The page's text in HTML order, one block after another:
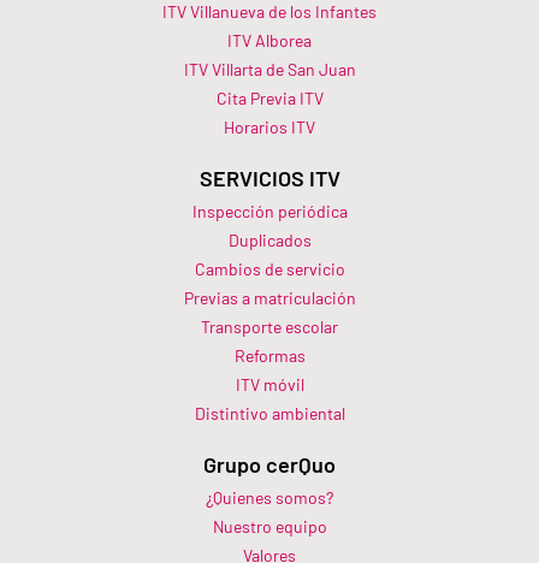
ITV Villanueva de los Infantes
ITV Alborea
ITV Villarta de San Juan
Cita Previa ITV
Horarios ITV​
SERVICIOS ITV
Inspección periódica
Duplicados
Cambios de servicio
Previas a matriculación
Transporte escolar
Reformas
ITV móvil
Distintivo ambiental
Grupo cerQuo
¿Quienes somos?
Nuestro equipo
Valores